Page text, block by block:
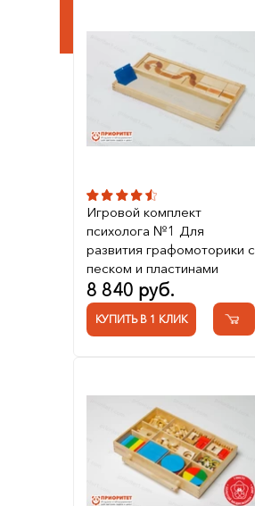
Игровой комплект
психолога №1 Для
развития графомоторики с
песком и пластинами
8 840 руб.
КУПИТЬ В 1 КЛИК